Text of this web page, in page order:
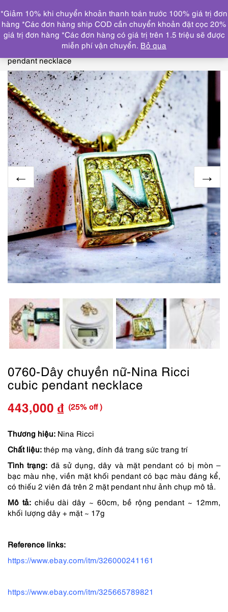
DANH MỤC
Trang chủ
THƯƠNG HIỆU NỔI
NINARICCI
0760-Dây chuyền nữ-Nina Ricci cubic
pendant necklace
0760-Dây chuyền nữ-Nina Ricci
cubic pendant necklace
Giá
gốc
là:
590,000 ₫.
443,000 ₫
Giá
hiện
tại
là:
443,000 ₫.
(25% off )
Thương hiệu: Nina Ricci
Chất liệu: thép mạ vàng, đính đá trang sức trang trí
Tình trạng: đã sử dụng, dây và mặt pendant có bị mòn –
bạc màu nhẹ, viền mặt khối pendant có bạc màu đáng kể,
có thiếu 2 viên đá trên 2 mặt pendant như ảnh chụp mô tả.
Mô tả: chiều dài dây ~ 60cm, bề rộng pendant ~ 12mm,
khối lượng dây + mặt ~ 17g
Reference links:
https://www.ebay.com/itm/326000241161
https://www.ebay.com/itm/325665789821
*Giảm 10% khi chuyển khoản thanh toán trước 100% giá trị đơn
hàng *Các đơn hàng ship COD cần chuyển khoản đặt cọc 20%
giá trị đơn hàng *Các đơn hàng có giá trị trên 1.5 triệu sẽ được
miễn phí vận chuyển. Bỏ qua